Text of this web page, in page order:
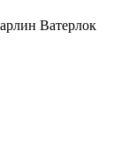
Ватерлок